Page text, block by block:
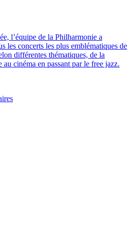
l’équipe de la Philharmonie a
les concerts les plus emblématiques de
différentes thématiques, de la
au cinéma en passant par le free jazz.